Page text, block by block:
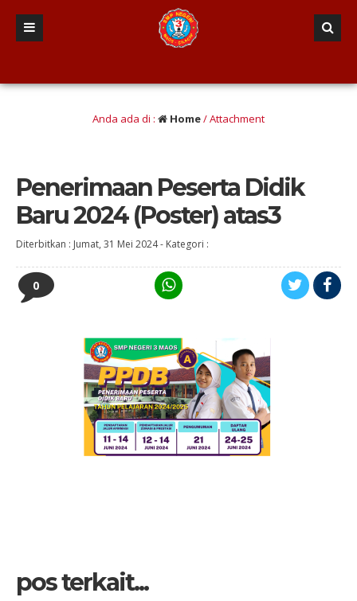
Anda ada di : Home/ Attachment
Penerimaan Peserta Didik
Baru 2024 (Poster) atas3
Diterbitkan : Jumat, 31 Mei 2024- Kategori :
0
pos terkait...